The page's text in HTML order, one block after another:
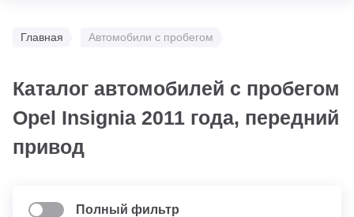
Главная Автомобили с пробегом
Каталог автомобилей с пробегом
Opel Insignia 2011 года, передний
привод
Полный фильтр